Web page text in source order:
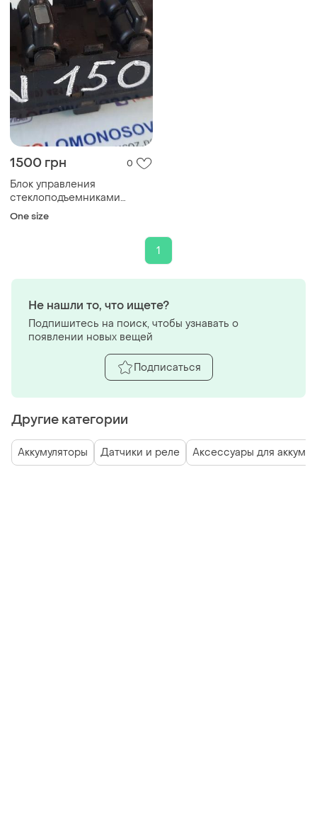
1500 грн 0
Блок управления
стеклоподъемниками
daewoo nexia n150
One size
1
Другие категории
Аккумуляторы Датчики и реле Аксессуары для
Не нашли то, что ищете?
Подпишитесь на поиск, чтобы узнавать о
появлении новых вещей
Подписаться